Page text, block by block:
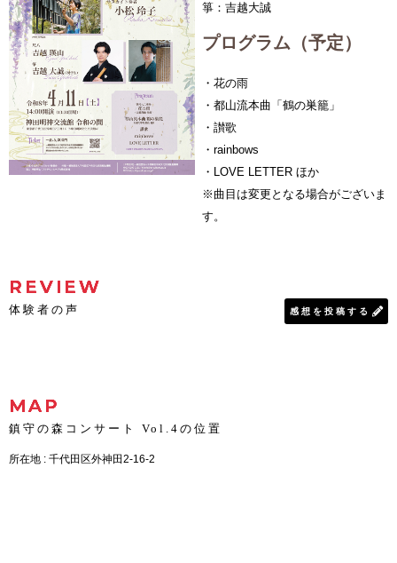
箏：吉越大誠
プログラム（予定）
・花の雨
・都山流本曲「鶴の巣籠」
・讃歌
・rainbows
・LOVE LETTER ほか
※曲目は変更となる場合がございま
す。
REVIEW
体験者の声 感想を投稿する
MAP
鎮守の森コンサート Vol.4の位置
所在地 : 千代田区外神田2-16-2